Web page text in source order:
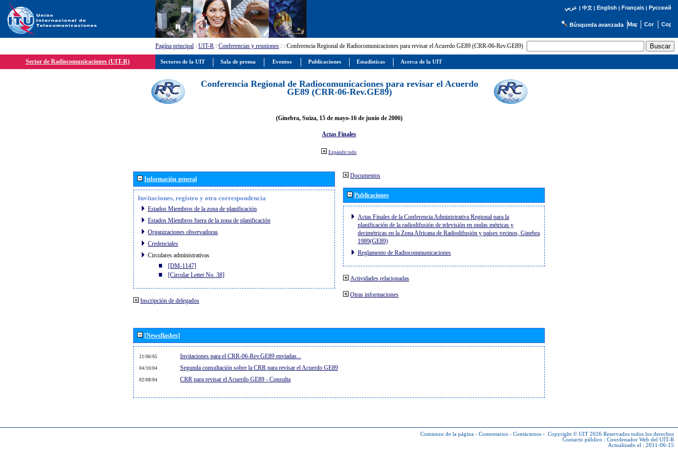
عربي | 中文| English | Français| Русский
Búsqueda avanzada
Pagína principal : UIT-R : Conferencias y reuniones : : Conferencia Regional de Radiocomunicaciones para revisar el Acuerdo GE89 (CRR-06-Rev.GE89)
Sector de Radiocomunicaciones (UIT-R)
Conferencia Regional de Radiocomunicaciones para revisar el Acuerdo
GE89 (CRR-06-Rev.GE89)
(Ginebra, Suiza, 15 de mayo-16 de junio de 2006)
Actas Finales
Expandir todo
Información general
Invitaciones, registro y otra correspondencia
Estados Miembros de la zona de planificación
Estados Miembros fuera de la zona de planificación
Organizaciones observadoras
Credenciales
Circulares administrativas
[DM-1147]
[Circular Letter No. 38]
Inscripción de delegados
Documentos
Publicaciones
Actas Finales de la Conferencia Administrativa Regional para la
planificación de la radiodifusión de televisión en ondas métricas y
decimétricas en la Zona Africana de Radiodifusión y países vecinos, Ginebra
1989(GE89)
Reglamento de Radiocommunicaciones
Actividades relacionadas
Otras informaciones
[Newsflashes]
21/06/05 Invitaciones para el CRR-06-Rev.GE89 enviadas...
04/10/04 Segunda consultación sobre la CRR para revisar el Acuerdo GE89
02/08/04 CRR para revisar el Acuerdo GE89 - Consulta
Comienzo de la página - Comentarios - Contáctenos - Copyright © UIT 2026 Reservados todos los derechos
Contacto público : Coordenador Web del UIT-R
Actualizado el : 2011-06-15
Sectores de la UIT Sala de prensa Eventos Publicaciones Estadísticas Acerca de la UIT